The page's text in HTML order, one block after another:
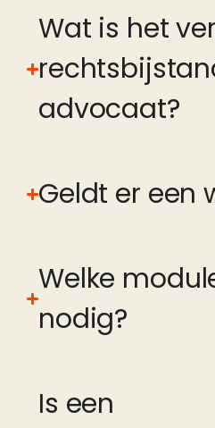
Wat is het
advocaat?
Geldt er een
Welke
nodig?
Is een